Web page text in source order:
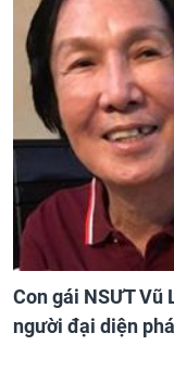
Con gái NSƯT Vũ
người đại diện